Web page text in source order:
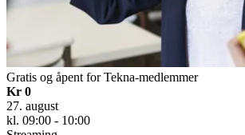
Gratis og åpent for Tekna-medlemmer
Kr 0
27. august
kl. 09:00 - 10:00